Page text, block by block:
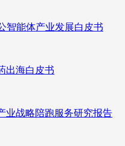
智能体产业发展白皮书
出海白皮书
业战略陪跑服务研究报告